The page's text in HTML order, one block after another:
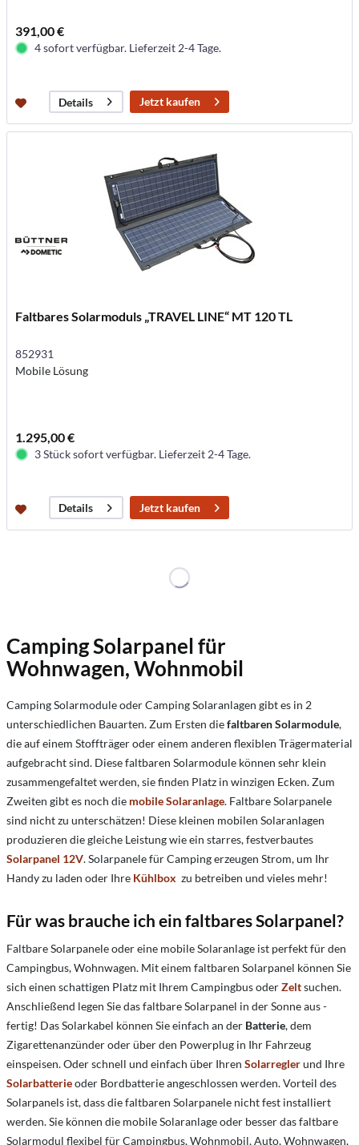
391,00 €
4 sofort verfügbar. Lieferzeit 2-4 Tage.
Details Jetzt kaufen
Faltbares Solarmoduls „TRAVEL LINE“ MT 120 TL
852931
Mobile Lösung
1.295,00 €
3 Stück sofort verfügbar. Lieferzeit 2-4 Tage.
Details Jetzt kaufen
Camping Solarpanel für
Wohnwagen, Wohnmobil
Camping Solarmodule oder Camping Solaranlagen gibt es in 2
unterschiedlichen Bauarten. Zum Ersten diefaltbaren Solarmodule,
die auf einem Stoffträger oder einem anderen flexiblen Trägermaterial
aufgebracht sind. Diese faltbaren Solarmodule können sehr klein
zusammengefaltet werden, sie finden Platz in winzigen Ecken. Zum
Zweiten gibt es noch die mobile Solaranlage. Faltbare Solarpanele
sind nicht zu unterschätzen! Diese kleinen mobilen Solaranlagen
produzieren die gleiche Leistung wie ein starres, festverbautes
Solarpanel 12V. Solarpanele für Camping erzeugen Strom, um Ihr
Handy zu laden oder Ihre Kühlbox zu betreiben und vieles mehr!
Für was brauche ich ein faltbares Solarpanel?
Faltbare Solarpanele oder eine mobile Solaranlage ist perfekt für den
Campingbus, Wohnwagen. Mit einem faltbaren Solarpanel können Sie
sich einen schattigen Platz mit Ihrem Campingbus oderZeltsuchen.
Anschließend legen Sie das faltbare Solarpanel in der Sonne aus -
fertig! Das Solarkabel können Sie einfach an der Batterie, dem
Zigarettenanzünder oder über den Powerplug in Ihr Fahrzeug
einspeisen. Oder schnell und einfach über Ihren Solarreglerund Ihre
Solarbatterieoder Bordbatterie angeschlossen werden. Vorteil des
Solarpanels ist, dass die faltbaren Solarpanele nicht fest installiert
werden. Sie können die mobile Solaranlage oder besser das faltbare
Solarmodul flexibel für Campingbus, Wohnmobil, Auto, Wohnwagen,